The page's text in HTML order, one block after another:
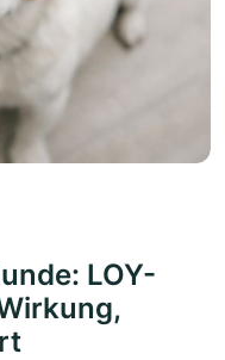
LOY-